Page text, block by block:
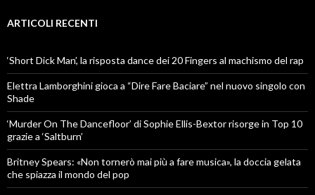
ARTICOLI RECENTI
‘Short Dick Man’, la risposta dance dei 20 Fingers al machismo del rap
Elettra Lamborghini gioca a “Dire Fare Baciare” nel nuovo singolo con
Shade
‘Murder On The Dancefloor’ di Sophie Ellis-Bextor risorge in Top 10
grazie a ‘Saltburn’
Britney Spears: «Non tornerò mai più a fare musica», la doccia gelata
che spiazza il mondo del pop